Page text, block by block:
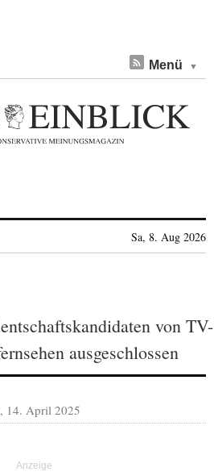
Menü
Sa, 8. Aug 2026
von TV-
ausgeschlossen
14. April 2025